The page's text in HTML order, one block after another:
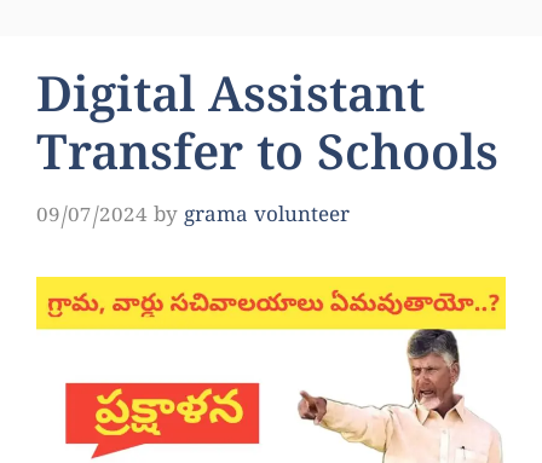
Digital Assistant
Transfer to Schools
09/07/2024 by grama volunteer